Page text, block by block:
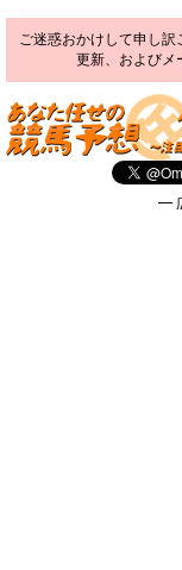
ご迷惑おかけして申し
更新、およびメ
━